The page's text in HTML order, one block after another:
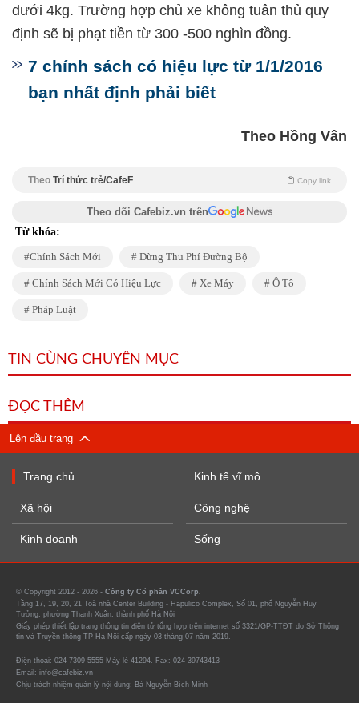
dưới 4kg. Trường hợp chủ xe không tuân thủ quy
định sẽ bị phạt tiền từ 300 -500 nghìn đồng.
7 chính sách có hiệu lực từ 1/1/2016
bạn nhất định phải biết
Theo Hồng Vân
Theo Trí thức trẻ/CafeF Copy link
Theo dõi Cafebiz.vn trên
Từ khóa:
Chính Sách Mới Dừng Thu Phí Đường Bộ
Chính Sách Mới Có Hiệu Lực Xe Máy Ô Tô
Pháp Luật
TIN CÙNG CHUYÊN MỤC
ĐỌC THÊM
Lên đầu trang
Trang chủ
Xã hội
Kinh doanh
Kinh tế vĩ mô
Công nghệ
Sống
© Copyright 2012 - 2026 - Công ty Cổ phần VCCorp.
Tầng 17, 19, 20, 21 Toà nhà Center Building - Hapulico Complex, Số 01, phố Nguyễn Huy
Tưởng, phường Thanh Xuân, thành phố Hà Nội
Giấy phép thiết lập trang thông tin điện tử tổng hợp trên internet số 3321/GP-TTĐT do Sở Thông
tin và Truyền thông TP Hà Nội cấp ngày 03 tháng 07 năm 2019.
Điện thoại: 024 7309 5555 Máy lẻ 41294. Fax: 024-39743413
Email: info@cafebiz.vn
Chịu trách nhiệm quản lý nội dung: Bà Nguyễn Bích Minh